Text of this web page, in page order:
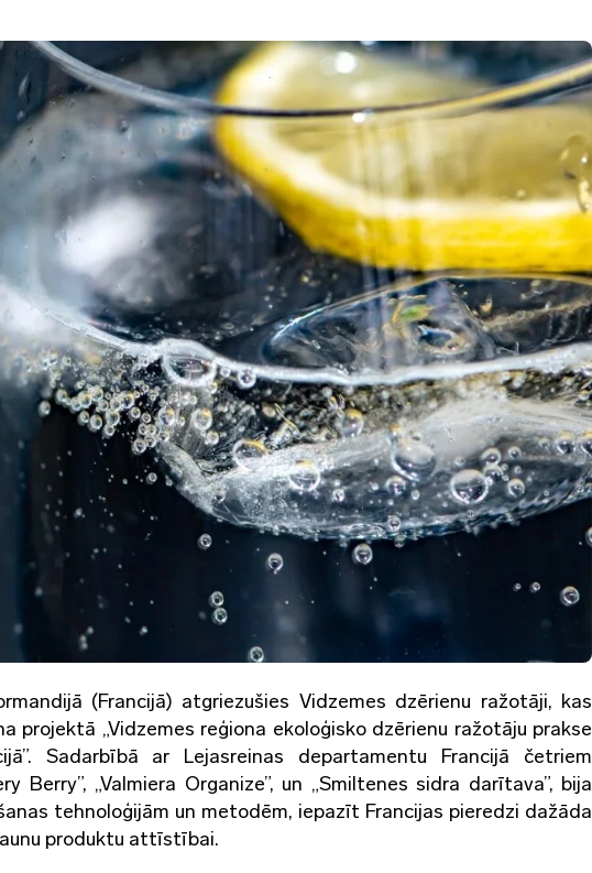
(Francijā) atgriezušies Vidzemes dzērienu ražotāji, kas
projektā „Vidzemes reģiona ekoloģisko dzērienu ražotāju prakse
Sadarbībā ar Lejasreinas departamentu Francijā četriem
Berry”, „Valmiera Organize”, un „Smiltenes sidra darītava”, bija
tehnoloģijām un metodēm, iepazīt Francijas pieredzi dažāda
produktu attīstībai.